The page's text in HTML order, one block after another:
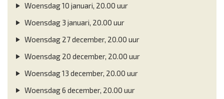
Woensdag 10 januari, 20.00 uur
Woensdag 3 januari, 20.00 uur
Woensdag 27 december, 20.00 uur
Woensdag 20 december, 20.00 uur
Woensdag 13 december, 20.00 uur
Woensdag 6 december, 20.00 uur